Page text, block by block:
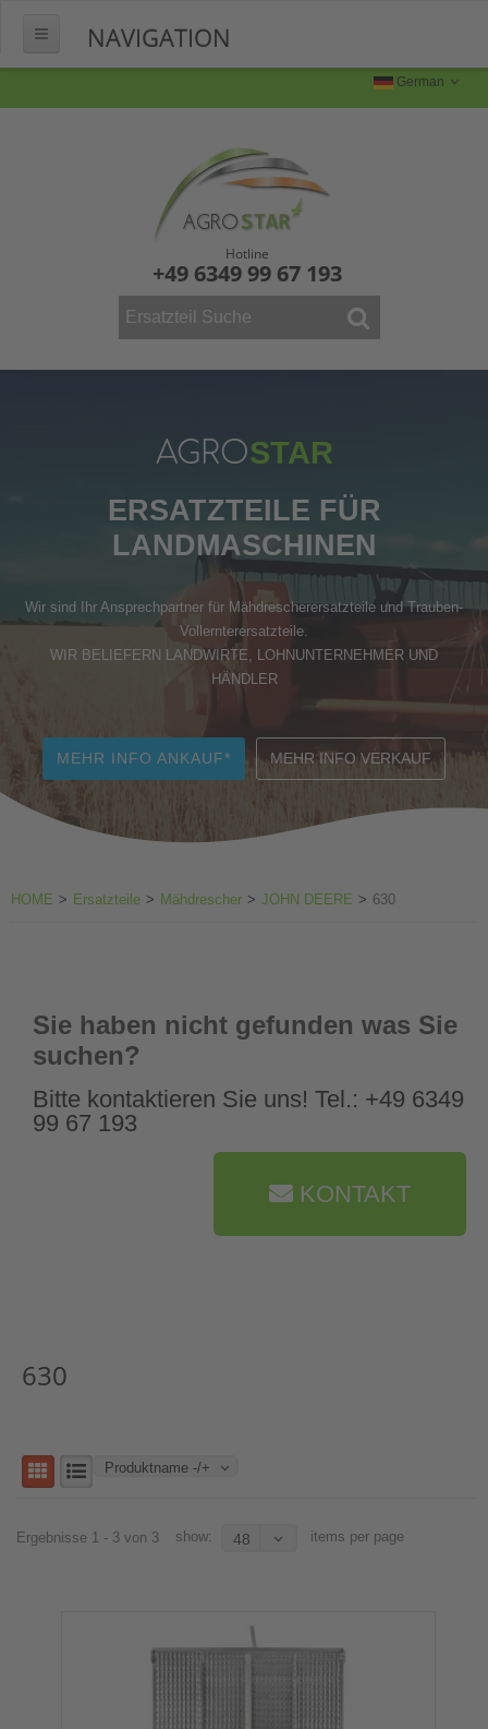
German
Hotline
+49 6349 99 67 193
NAVIGATION
Zubehör Weinbau
AGROSTAR
ERSATZTEILE FÜR
LANDMASCHINEN
Wir sind Ihr Ansprechpartner für Mähdrescherersatzteile und Trauben-
Vollernterersatzteile.
WIR BELIEFERN LANDWIRTE, LOHNUNTERNEHMER UND
HÄNDLER
MEHR INFO ANKAUF* MEHR INFO VERKAUF
HOME > Ersatzteile > Mähdrescher > JOHN DEERE > 630
Sie haben nicht gefunden was Sie
suchen?
Bitte kontaktieren Sie uns! Tel.: +49 6349
99 67 193
KONTAKT
630
Produktname -/+
Ergebnisse 1 - 3 von 3 show: 48 items per page